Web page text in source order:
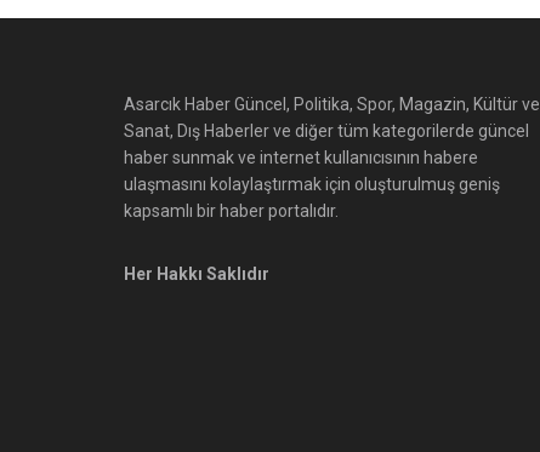
Asarcık Haber Güncel, Politika, Spor, Magazin, Kültür ve
Sanat, Dış Haberler ve diğer tüm kategorilerde güncel
haber sunmak ve internet kullanıcısının habere
ulaşmasını kolaylaştırmak için oluşturulmuş geniş
kapsamlı bir haber portalıdır.
Her Hakkı Saklıdır